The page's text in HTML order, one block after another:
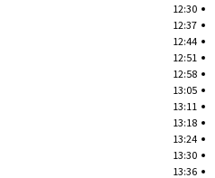
12:30
12:37
12:44
12:51
12:58
13:05
13:11
13:18
13:24
13:30
13:36